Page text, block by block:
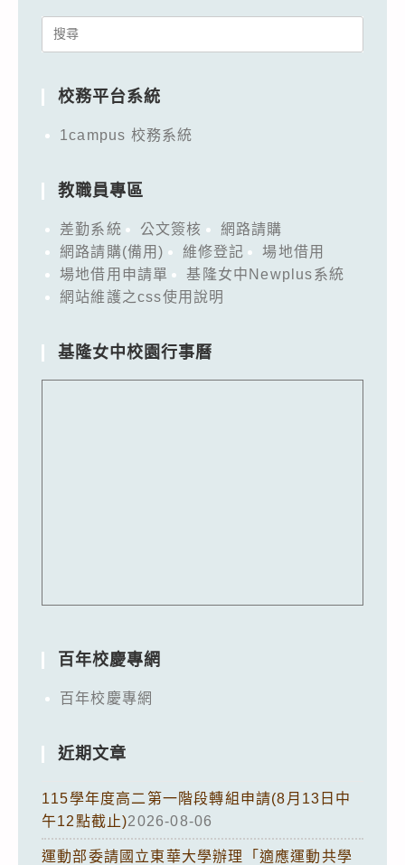
Search
校務平台系統
1campus 校務系統
教職員專區
差勤系統 公文簽核
網路請購
網路請購(備用)
維修登記
場地借用
場地借用申請單
基隆女中Newplus系統
網站維護之css使用說明
基隆女中校園行事曆
百年校慶專網
百年校慶專網
近期文章
115學年度高二第一階段轉組申請(8月13日中
午12點截止)2026-08-06
運動部委請國立東華大學辦理「適應運動共學